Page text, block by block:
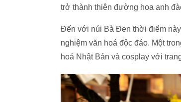
trở thành thiên đường hoa anh
Đến với núi Bà Đen thời điểm
nghiệm văn hoá độc đáo. Một
hoá Nhật Bản và cosplay với